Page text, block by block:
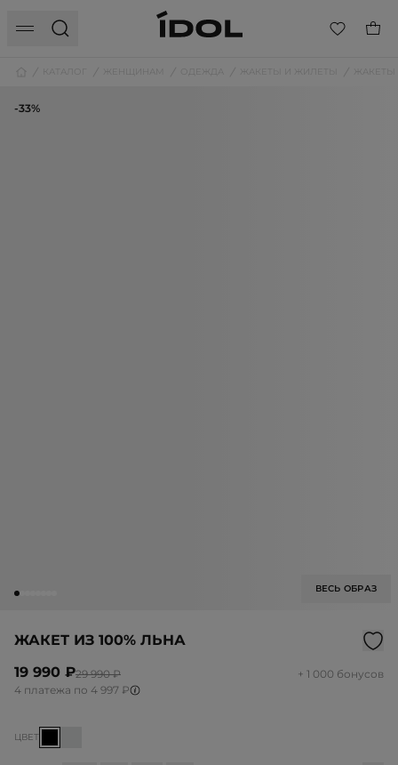
-33%
ВЕСЬ ОБРАЗ
ЖАКЕТ ИЗ 100% ЛЬНА
19 990 ₽29 990 ₽
+ 1 000 бонусов
4 платежа по 4 997 ₽
ЦВЕТ